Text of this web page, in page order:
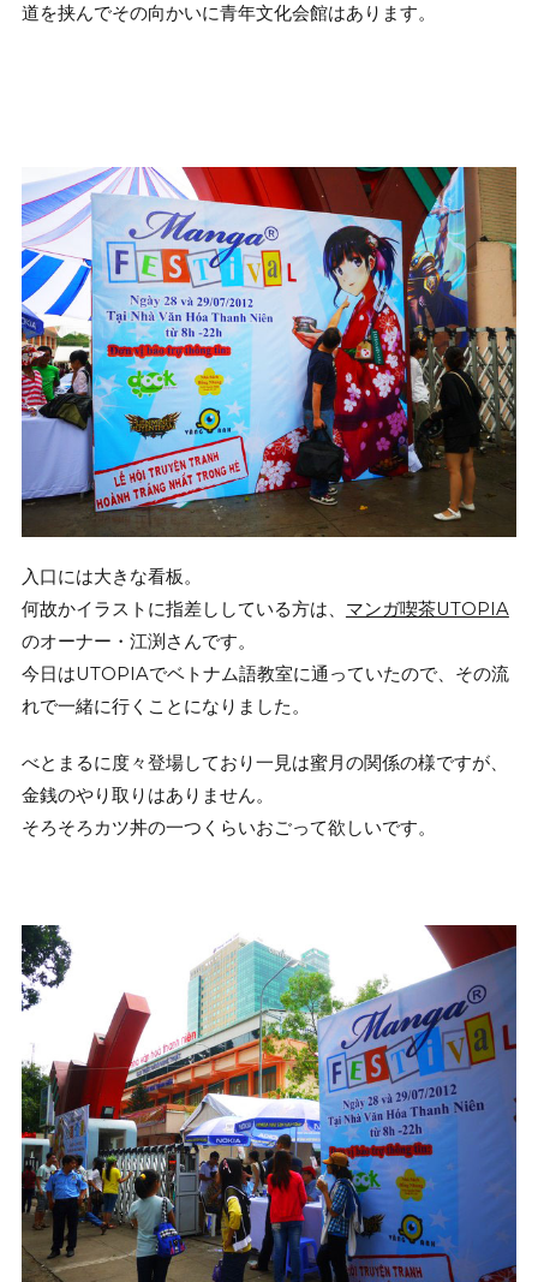
道を挟んでその向かいに青年文化会館はあります。
入口には大きな看板。
何故かイラストに指差ししている方は、 マンガ喫茶UTOPIA
のオーナー・江渕さんです。
今日はUTOPIAでベトナム語教室に通っていたので、その流
れで一緒に行くことになりました。
べとまるに度々登場しており一見は蜜月の関係の様ですが、
金銭のやり取りはありません。
そろそろカツ丼の一つくらいおごって欲しいです。